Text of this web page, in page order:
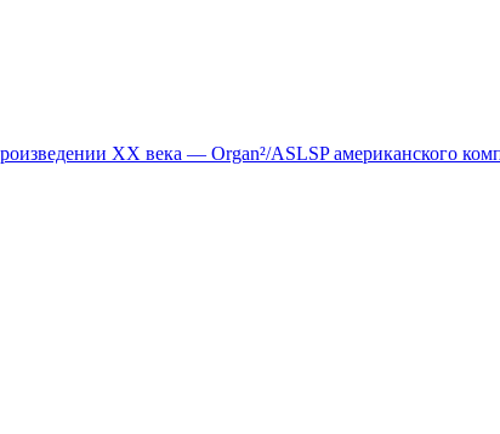
XX века — Organ²/ASLSP американского